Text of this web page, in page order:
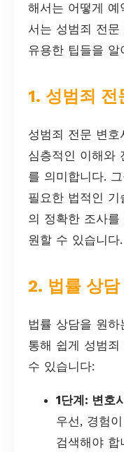
해서는 어떻게 예
서는 성범죄 전
유용한 팁들을 알
1. 성범죄
성범죄 전문 변
심층적인 이해와
를 의미합니다.
필요한 법적인
의 정확한 조사
원할 수 있습니다.
2. 법률 상담
법률 상담을 원
통해 쉽게 성범
수 있습니다:
1단계: 변호
우선, 경험
검색해야 합